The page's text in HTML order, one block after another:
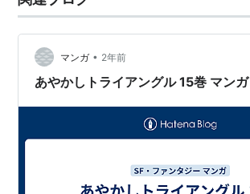
マンガ • 2年前
あやかしトライアングル 15巻 マンガ